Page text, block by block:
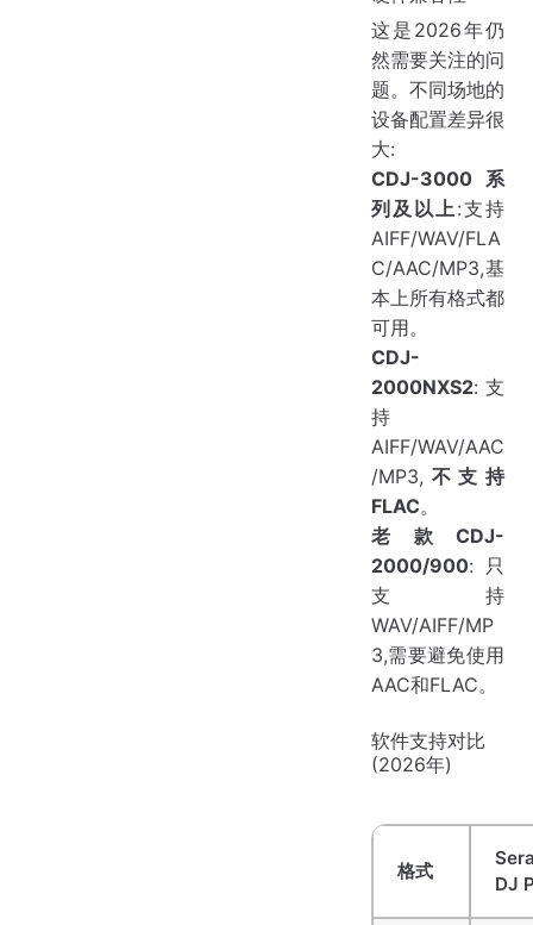
这是2026年仍
然需要关注的问
题。不同场地的
设备配置差异很
大:
CDJ-3000系
列及以上 :支持
AIFF/WAV/FLA
C/AAC/MP3,基
本上所有格式都
可用。
CDJ-
2000NXS2:支
持
AIFF/WAV/AAC
/MP3, 不支持
FLAC。
老款CDJ-
2000/900:只
支持
WAV/AIFF/MP
3,需要避免使用
AAC和FLAC。
软件支持对比
(2026年)
格式
DJ